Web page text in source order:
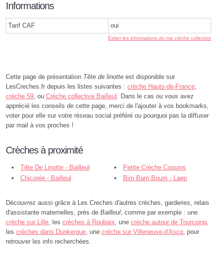
Informations
Tarif CAF oui
Éditer les informations de ma crèche collective
Cette page de présentation Tête de linotte est disponible sur
LesCreches.fr depuis les listes suivantes : crèche Hauts-de-France,
crèche 59, ou Crèche collective Bailleul . Dans le cas ou vous avez
apprécié les conseils de cette page, merci de l'ajouter à vos bookmarks,
voter pour elle sur votre réseau social préféré ou pourquoi pas la diffuser
par mail à vos proches !
Crèches à proximité
Tête De Linotte - Bailleul
Petite Crèche Coquins
Coquines - Bailleul
Chicorée - Bailleul
Bim Bam Boum - Laep
Flandre - Bailleul
Découvrez aussi grâce à Les Creches d'autres crèches, garderies, relais
d'assistante maternelles, près de Bailleul, comme par exemple : une
crèche sur Lille, les crèches à Roubaix, une crèche autour de Tourcoing,
les crèches dans Dunkerque, une crèche sur Villeneuve-d'Ascq, pour
retrouver les info recherchées.